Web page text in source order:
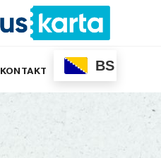
KONTAKT BS